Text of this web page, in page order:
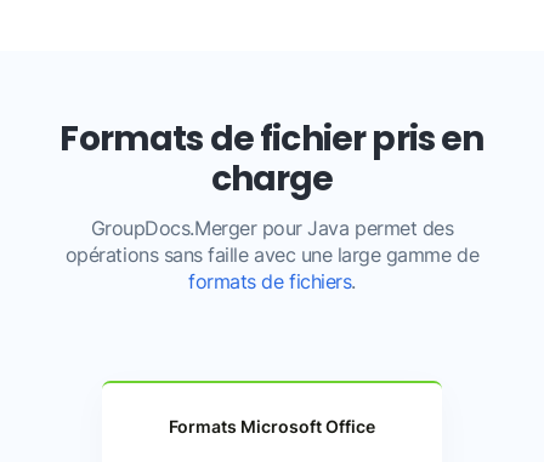
Formats de fichier pris en
charge
GroupDocs.Merger pour Java permet des
opérations sans faille avec une large gamme de
formats de fichiers.
Formats Microsoft Office